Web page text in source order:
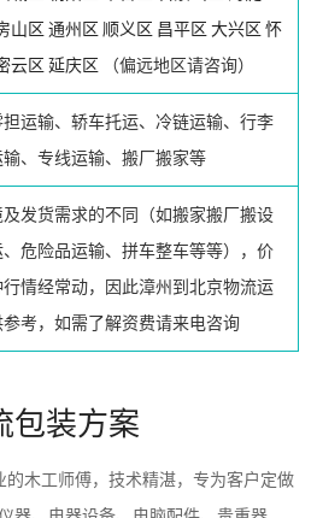
山区 通州区 顺义区 昌平区 大兴区 怀
云区 延庆区 （偏远地区请咨询）
运输、轿车托运、冷链运输、行李
、专线运输、搬厂搬家等
发货需求的不同（如搬家搬厂搬设
危险品运输、拼车整车等等），价
情经常动，因此漳州到北京物流运
考，如需了解资费请来电咨询
包装方案
木工师傅，技术精湛，专为客户定做